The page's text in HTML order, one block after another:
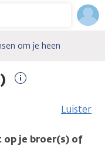
om je heen
informatieLuister
je broer(s) of